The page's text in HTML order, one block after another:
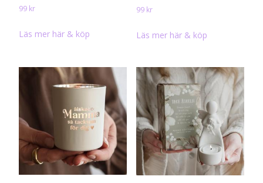
99 kr
Läs mer här & köp
99 kr
Läs mer här & köp